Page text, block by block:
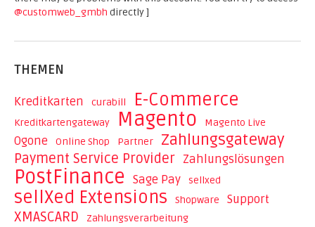
@customweb_gmbh directly ]
THEMEN
Kreditkarten curabill E-Commerce
Kreditkartengateway Magento Magento Live
Ogone Online Shop Partner Zahlungsgateway
Payment Service Provider Zahlungslösungen
PostFinance Sage Pay sellxed
sellXed Extensions Shopware Support
XMASCARD
Zahlungsverarbeitung